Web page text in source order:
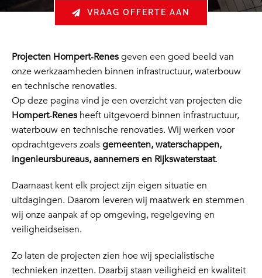
VRAAG OFFERTE AAN
Projecten Hompert‑Renesgeven een goed beeld van
onze werkzaamheden binnen infrastructuur, waterbouw
en technische renovaties.
Op deze pagina vind je een overzicht van projecten die
Hompert‑Renesheeft uitgevoerd binnen infrastructuur,
waterbouw en technische renovaties. Wij werken voor
opdrachtgevers zoalsgemeenten, waterschappen,
ingenieursbureaus, aannemers en Rijkswaterstaat.
Daarnaast kent elk project zijn eigen situatie en
uitdagingen. Daarom leveren wij maatwerk en stemmen
wij onze aanpak af op omgeving, regelgeving en
veiligheidseisen.
Zo laten de projecten zien hoe wij specialistische
technieken inzetten. Daarbij staan veiligheid en kwaliteit